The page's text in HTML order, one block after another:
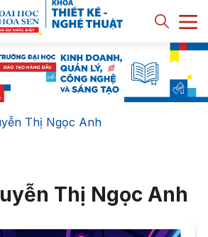
Thị Ngọc Anh
Thị Ngọc Anh